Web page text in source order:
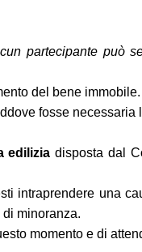
partecipante può
del bene immobile.
fosse
edilizia disposta dal
intraprendere una
minoranza.
momento e di